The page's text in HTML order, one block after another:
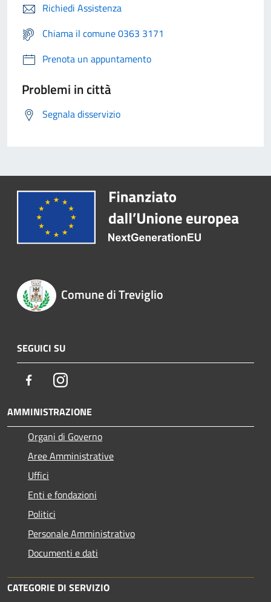
Richiedi Assistenza
Chiama il comune 0363 3171
Prenota un appuntamento
Problemi in città
Segnala disservizio
Comune di Treviglio
SEGUICI SU
FacebookInstagram
AMMINISTRAZIONE
Organi di Governo
Aree Amministrative
Uffici
Enti e fondazioni
Politici
Personale Amministrativo
Documenti e dati
CATEGORIE DI SERVIZIO